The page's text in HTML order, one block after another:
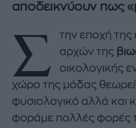
αποδεικνύουν πως
Σ
την εποχή
αρχών της
οικολογικής
χώρο της μόδας
φυσιολογικό αλλά και
φοράμε πολλές φορές